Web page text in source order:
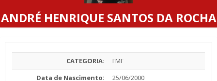
ANDRÉ HENRIQUE SANTOS DA ROCHA
CATEGORIA:
FMF
Data de Nascimento:
25/06/2000